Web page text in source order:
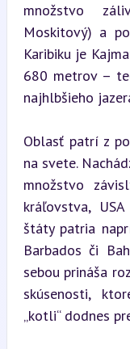
množstvo
Moskitový) a
Karibiku je
680 metrov –
najhlbšieho
Oblasť patrí z
na svete.
množstvo
kráľovstva,
štáty patria
Barbados či
sebou prináša
skúsenosti,
„kotli“ dodnes